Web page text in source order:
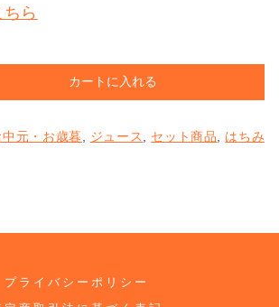
ちら
カートに入れる
中元・お歳暮 ジュース セット商品
はちみ
プライバシーポリシー